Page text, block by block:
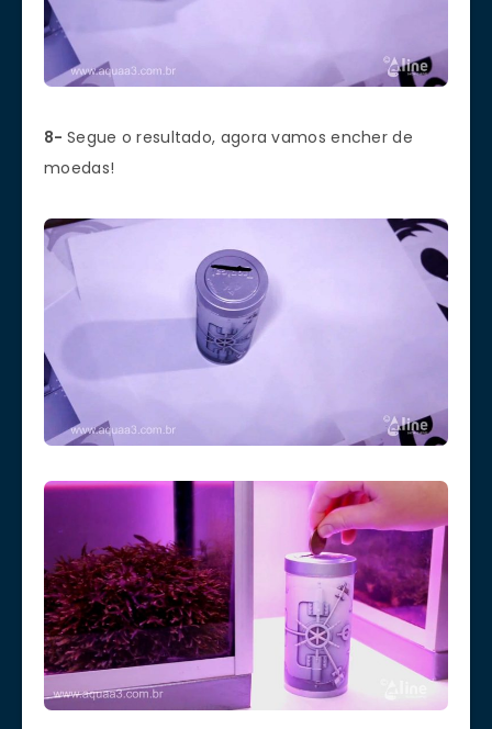
8- Segue o resultado, agora vamos encher de
moedas!